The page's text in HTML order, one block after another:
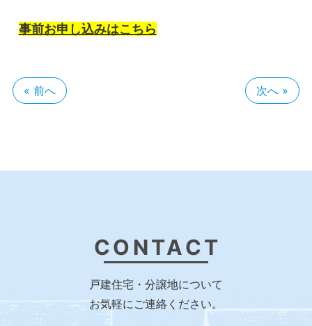
事前お申し込みはこちら
« 前へ 次へ »
CONTACT
戸建住宅・分譲地について
お気軽にご連絡ください。